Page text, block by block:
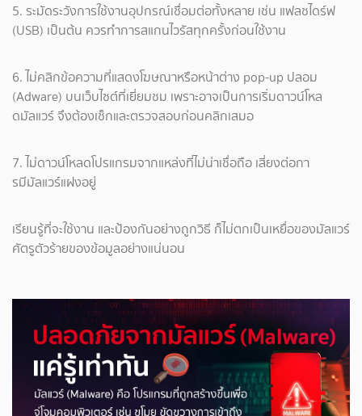
5. ระมัดระวังการใช้งานอุปกรณ์เชื่อมต่อทั้งหลาย เช่น แฟลชไดร์ฟ
(USB) เป็นต้น ควรทำการสแกนไวรัสทุกครั้งก่อนใช้งาน
6. ไม่คลิกข้อความที่แสดงโฆษณาหรือหน้าต่าง pop-up ปลอม
(Adware) บนเว็บไซต์ที่เยี่ยมชม เพราะอาจเป็นการเริ่มดาวน์โหล
ดมัลแวร์ จึงต้องเช็กและตรวจสอบก่อนคลิกเสมอ
7. ไม่ดาวน์โหลดโปรแกรมจากแหล่งที่ไม่น่าเชื่อถือ เสี่ยงต่อกา
รมีมัลแวร์แฝงอยู่
เรียนรู้ที่จะใช้งาน และป้องกันอย่างถูกวิธี ก็ไม่ตกเป็นเหยื่อของมัลแวร์
ศัตรูตัวร้ายของข้อมูลอย่างแน่นอน